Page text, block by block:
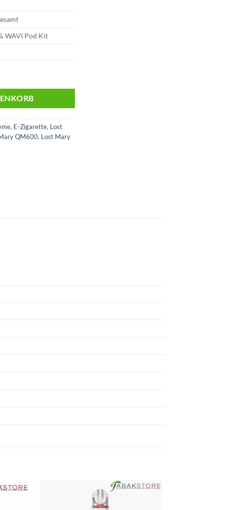
WAVI Pod Kit
, E-Zigarette, Lost
QM600, Lost Mary